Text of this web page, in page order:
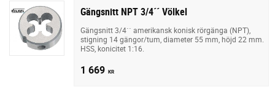
Gängsnitt NPT 3/4´´ Völkel
Gängsnitt 3/4´´ amerikansk konisk rörgänga (NPT),
stigning 14 gängor/tum, diameter 55 mm, höjd 22 mm.
HSS, konicitet 1:16.
1 669 KR